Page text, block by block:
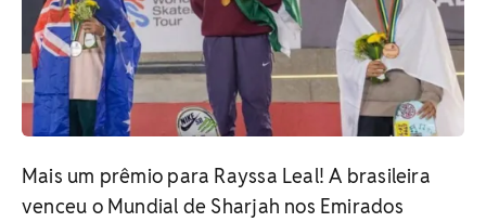
Mais um prêmio para Rayssa Leal! A brasileira
venceu o Mundial de Sharjah nos Emirados